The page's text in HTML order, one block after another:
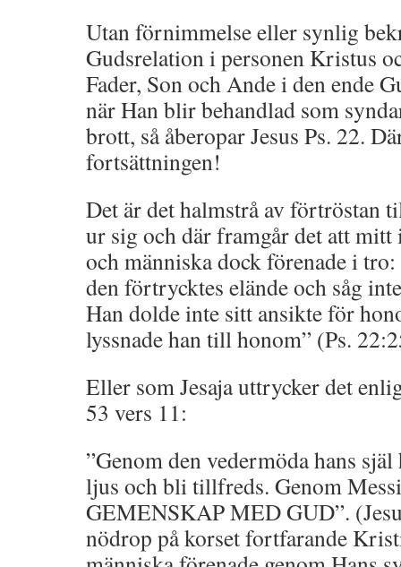
Utan förnimmelse eller synlig
Gudsrelation i personen Kristus
Fader, Son och Ande i den ende
när Han blir behandlad som
brott, så åberopar Jesus Ps. 22.
fortsättningen!
Det är det halmstrå av förtröstan
ur sig och där framgår det att mitt
och människa dock förenade i
den förtrycktes elände och såg
Han dolde inte sitt ansikte för
lyssnade han till honom” (Ps.
Eller som Jesaja uttrycker det
53 vers 11:
”Genom den vedermöda hans
ljus och bli tillfreds. Genom
GEMENSKAP MED GUD”.
nödrop på korset fortfarande